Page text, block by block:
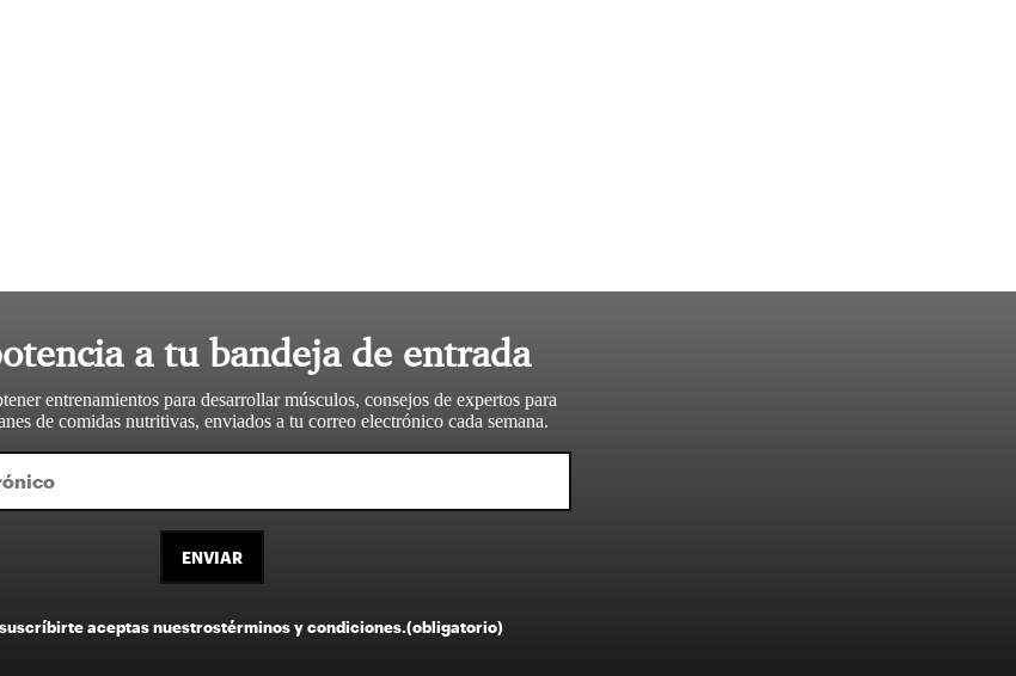
a tu bandeja de entrada
entrenamientos para desarrollar músculos, consejos de expertos para
de comidas nutritivas, enviados a tu correo electrónico cada semana.
ENVIAR
aceptas nuestrostérminos y condiciones.(obligatorio)